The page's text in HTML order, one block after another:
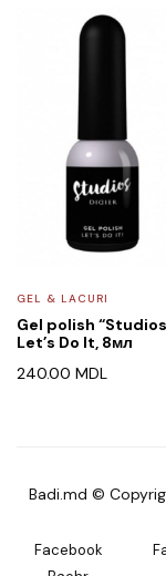
GEL & LACURI
Gel polish
Let’s Do It, 8мл
240.00 MDL
Badi.md ©
Facebook